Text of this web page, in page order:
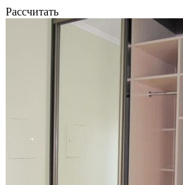
Рассчитать